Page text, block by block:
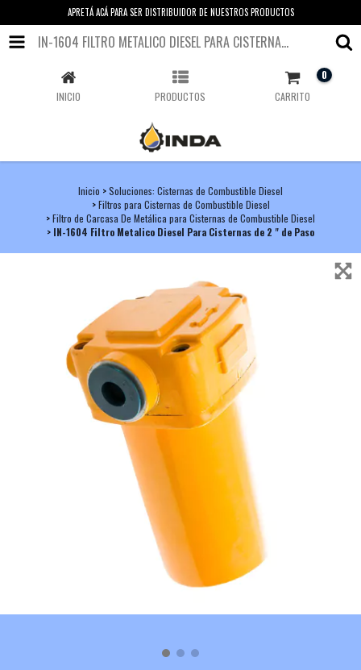
APRETÁ ACÁ PARA SER DISTRIBUIDOR DE NUESTROS PRODUCTOS
IN-1604 FILTRO METALICO DIESEL PARA CISTERNAS DE 2 " DE PASO
INICIO PRODUCTOS CARRITO
0
Inicio >Soluciones: Cisternas de Combustible Diesel
> Filtros para Cisternas de Combustible Diesel
>Filtro de Carcasa De Metálica para Cisternas de Combustible Diesel
> IN-1604 Filtro Metalico Diesel Para Cisternas de 2 " de Paso